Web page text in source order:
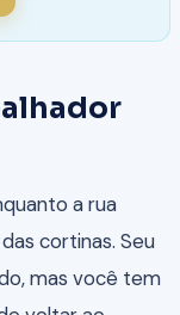
a rua
cortinas. Seu
mas você tem